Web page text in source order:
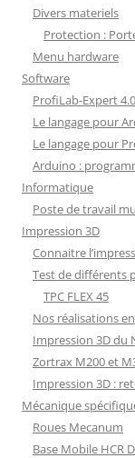
Divers materiels
Protection :
Menu hardware
Software
ProfiLab-Expert 4.0
Le langage pour
Le langage pour
Arduino :
Informatique
Poste de travail
Impression 3D
Connaitre
Test de différents
TPC FLEX 45
Nos réalisations
Impression 3D du
Zortrax M200 et
Impression 3D :
Mécanique
Roues Mecanum
Base Mobile HCR